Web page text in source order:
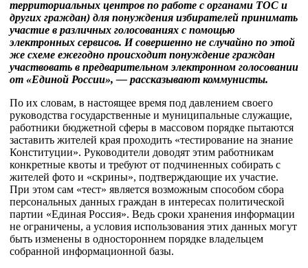
территориальных центров по работе с органами ТОС и
других граждан) для понуждения избирателей принимать
участие в различных голосованиях с помощью
электронных сервисов. И совершенно не случайно по этой
же схеме ежегодно происходит понуждение граждан
участвовать в предварительном электронном голосовании
от «Единой России», — рассказывают коммунисты.
По их словам, в настоящее время под давлением своего
руководства государственные и муниципальные служащие,
работники бюджетной сферы в массовом порядке пытаются
заставить жителей края проходить «тестирование на знание
Конституции». Руководители доводят этим работникам
конкретные квоты и требуют от подчиненных собирать с
жителей фото и «скрины», подтверждающие их участие.
При этом сам «тест» является возможным способом сбора
персональных данных граждан в интересах политической
партии «Единая Россия». Ведь сроки хранения информации
не ограничены, а условия использования этих данных могут
быть изменены в одностороннем порядке владельцем
собранной информационной базы.